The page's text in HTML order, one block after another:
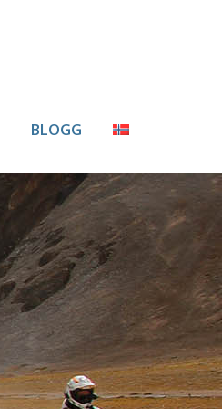
BLOGG